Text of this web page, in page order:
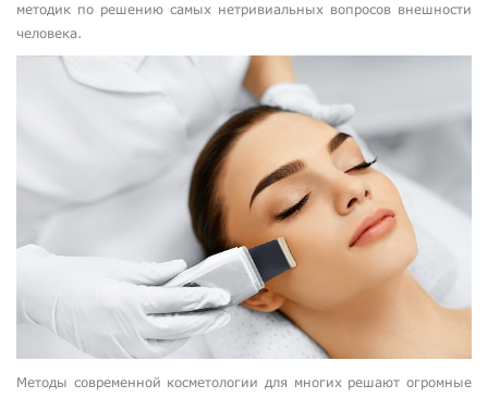
методик по решению самых нетривиальных вопросов внешности
человека.
Методы современной косметологии для многих решают огромные